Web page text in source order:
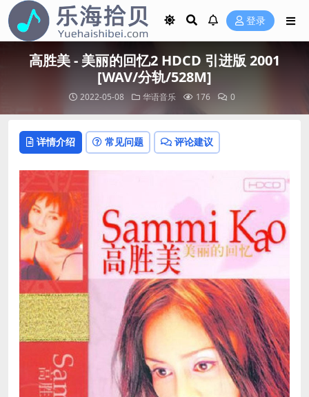
登录
高胜美 - 美丽的回忆2 HDCD 引进版 2001
[WAV/分轨/528M]
2022-05-08 华语音乐 176 0
详情介绍 常见问题 评论建议